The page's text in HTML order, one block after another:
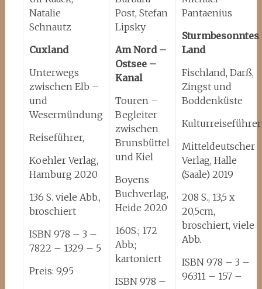
Natalie
Schnautz
Cuxland
Unterwegs
zwischen Elb –
und
Wesermündung
Reiseführer,
Koehler Verlag,
Hamburg 2020
136 S. viele Abb.,
broschiert
ISBN 978 – 3 –
7822 – 1329 – 5
Preis: 9,95
Post, Stefan
Lipsky
Am Nord –
Ostsee –
Kanal
Touren –
Begleiter
zwischen
Brunsbüttel
und Kiel
Boyens
Buchverlag,
Heide 2020
160S.; 172
Abb.;
kartoniert
ISBN 978 –
Pantaenius
Sturmbesonntes
Land
Fischland, Darß,
Zingst und
Boddenküste
Kulturreiseführer
Mitteldeutscher
Verlag, Halle
(Saale) 2019
208 S., 13,5 x
20,5cm,
broschiert, viele
Abb.
ISBN 978 – 3 –
96311 – 157 –